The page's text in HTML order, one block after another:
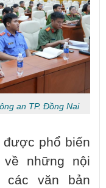
an TP. Đồng Nai
phổ biến
những nội
văn bản